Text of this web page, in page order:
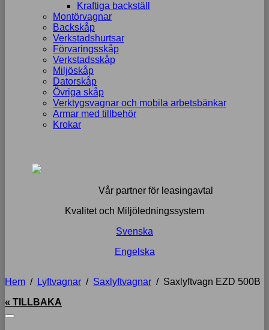
Kraftiga backställ
Montörvagnar
Backskåp
Verkstadshurtsar
Förvaringsskåp
Verkstadsskåp
Miljöskåp
Datorskåp
Övriga skåp
Verktygsvagnar och mobila arbetsbänkar
Armar med tillbehör
Krokar
Vår partner för leasingavtal
Kvalitet och Miljöledningssystem
Svenska
Engelska
Hem / Lyftvagnar / Saxlyftvagnar / Saxlyftvagn EZD 500B
« TILLBAKA